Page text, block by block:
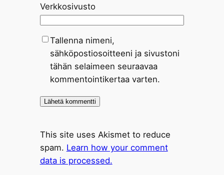
Verkkosivusto
Tallenna nimeni,
sähköpostiosoitteeni ja sivustoni
tähän selaimeen seuraavaa
kommentointikertaa varten.
This site uses Akismet to reduce
spam. Learn how your comment
data is processed.